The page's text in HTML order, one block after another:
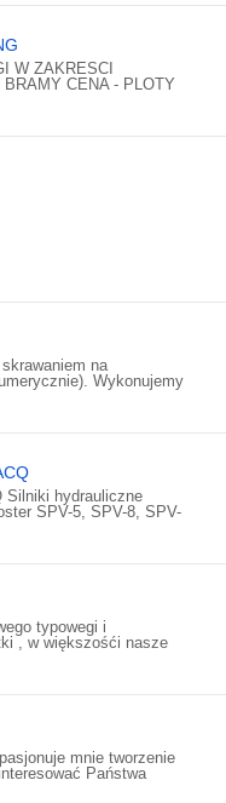
W ZAKRESCI
CENA - PLOTY
na
Wykonujemy
Silniki hydrauliczne
SPV-5, SPV-8, SPV-
typowegi i
, w większośći nasze
mnie tworzenie
Państwa